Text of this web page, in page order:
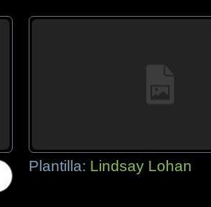
Plantilla: Lindsay Lohan